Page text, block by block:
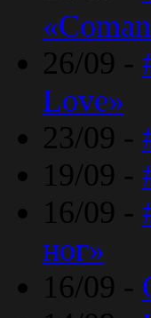
26/09 -
Love»
23/09 -
19/09 -
16/09 -
ног»
16/09 -